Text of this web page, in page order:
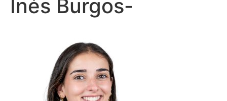
Inés Burgos-